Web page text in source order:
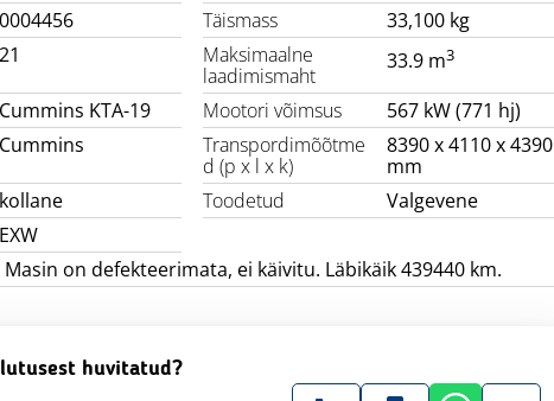
0004456 Täismass
33,100 kg
21
Maksimaalne
laadimismaht
33.9 m3
Cummins KTA-19 Mootori võimsus
567 kW (771 hj)
Cummins
Transpordimõõtme
d (p x l x k)
8390 x 4110 x 4390
mm
kollane Toodetud
Valgevene
EXW
Masin on defekteerimata, ei käivitu. Läbikäik 439440 km.
huvitatud?